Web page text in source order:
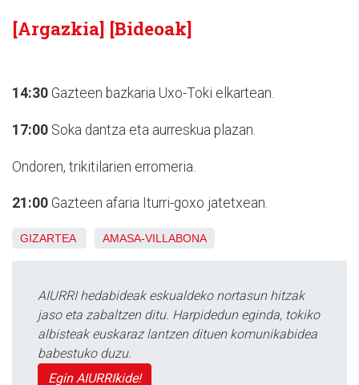
[Argazkia] [Bideoak]
14:30 Gazteen bazkaria Uxo-Toki elkartean.
17:00 Soka dantza eta aurreskua plazan.
Ondoren, trikitilarien erromeria.
21:00 Gazteen afaria Iturri-goxo jatetxean.
GIZARTEA AMASA-VILLABONA
AIURRI hedabideak eskualdeko nortasun hitzak
jaso eta zabaltzen ditu. Harpidedun eginda, tokiko
albisteak euskaraz lantzen dituen komunikabidea
babestuko duzu.
Egin AIURRIkide!